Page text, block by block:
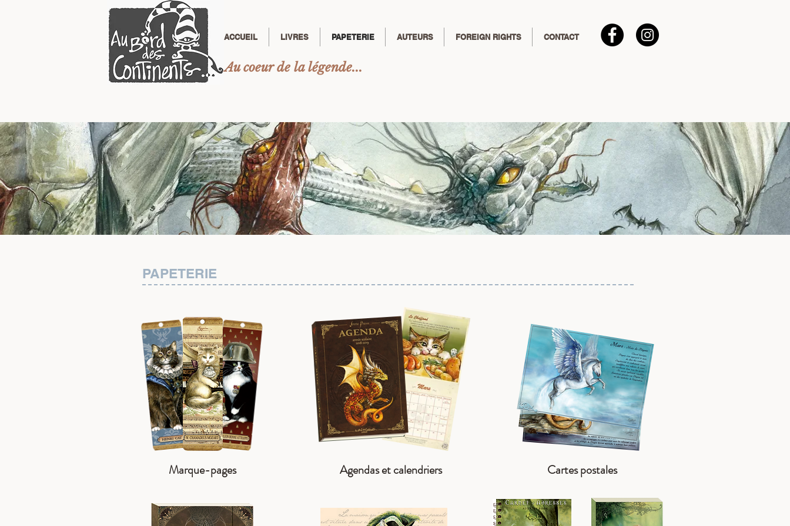
ACCUEIL LIVRES PAPETERIE AUTEURS FOREIGN RIGHTS CONTACT
Au coeur de la légende...
PAPETERIE
Marque-pages Agendas et calendriers Cartes postales